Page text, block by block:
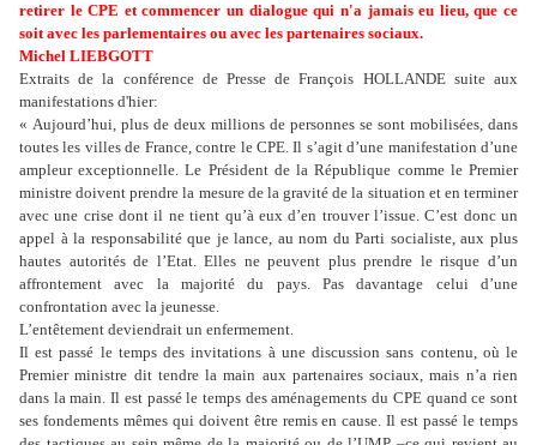
retirer le CPE et commencer un dialogue qui n'a jamais eu lieu, que ce
soit avec les parlementaires ou avec les partenaires sociaux.
Michel LIEBGOTT
Extraits de la conférence de Presse de François HOLLANDE suite aux
manifestations d'hier:
« Aujourd’hui, plus de deux millions de personnes se sont mobilisées, dans
toutes les villes de France, contre le CPE. Il s’agit d’une manifestation d’une
ampleur exceptionnelle. Le Président de la République comme le Premier
ministre doivent prendre la mesure de la gravité de la situation et en terminer
avec une crise dont il ne tient qu’à eux d’en trouver l’issue. C’est donc un
appel à la responsabilité que je lance, au nom du Parti socialiste, aux plus
hautes autorités de l’Etat. Elles ne peuvent plus prendre le risque d’un
affrontement avec la majorité du pays. Pas davantage celui d’une
confrontation avec la jeunesse.
L’entêtement deviendrait un enfermement.
Il est passé le temps des invitations à une discussion sans contenu, où le
Premier ministre dit tendre la main aux partenaires sociaux, mais n’a rien
dans la main. Il est passé le temps des aménagements du CPE quand ce sont
ses fondements mêmes qui doivent être remis en cause. Il est passé le temps